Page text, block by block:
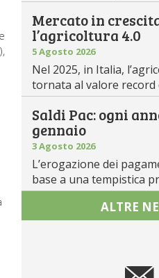
Mercato in
l’agricoltura 4.0
5 Agosto 2026
Nel 2025, in Italia,
tornata al valore record
Saldi Pac: ogni
gennaio
3 Agosto 2026
L’erogazione dei
base a una tempistica
ALTRE